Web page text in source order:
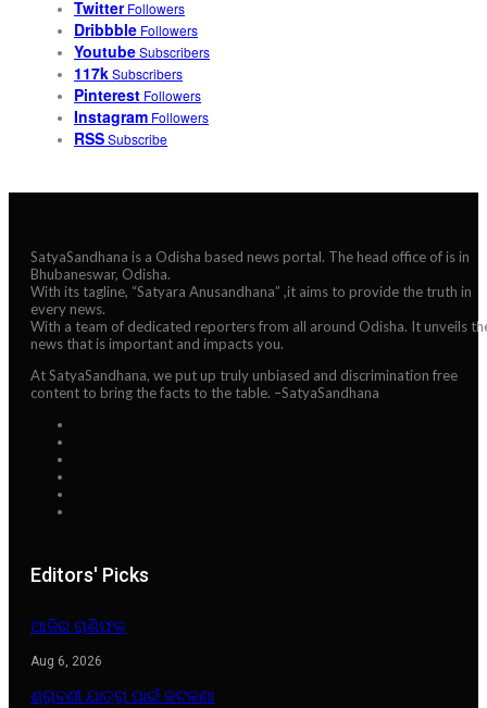
Twitter Followers
Dribbble Followers
YoutubeSubscribers
117kSubscribers
Pinterest Followers
Instagram Followers
RSSSubscribe
SatyaSandhana is a Odisha based news portal. The head office of is in
Bhubaneswar, Odisha.
With its tagline, “Satyara Anusandhana” ,it aims to provide the truth in
every news.
With a team of dedicated reporters from all around Odisha. It unveils
news that is important and impacts you.
At SatyaSandhana, we put up truly unbiased and discrimination free
content to bring the facts to the table. –SatyaSandhana
Editors' Picks
ଆଜିର ରାଶିଫଳ
Aug 6, 2026
ଶ୍ରାବଣୀ ଯାତ୍ରା ପାଇଁ କଟକଣା